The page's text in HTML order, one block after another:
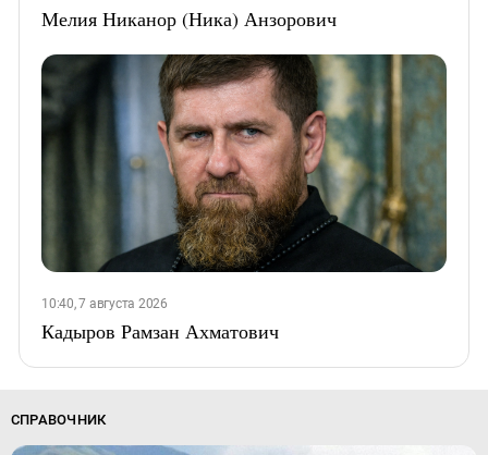
Мелия Никанор (Ника) Анзорович
10:40, 7 августа 2026
Кадыров Рамзан Ахматович
СПРАВОЧНИК